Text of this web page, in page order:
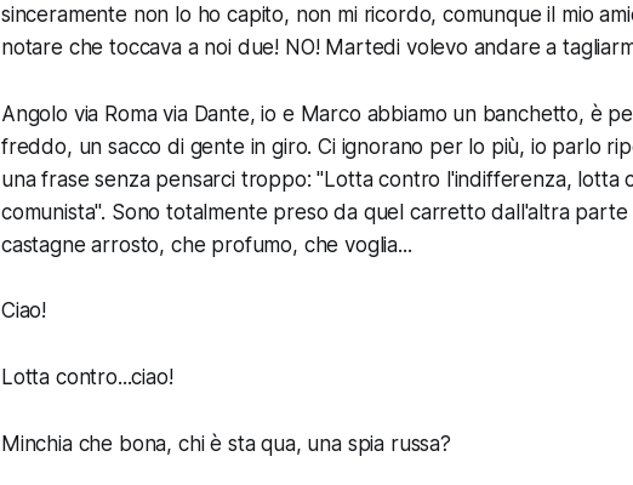
sinceramente non lo ho capito, non mi ricordo, comunque il mio
notare che toccava a noi due! NO! Martedi volevo andare a
Angolo via Roma via Dante, io e Marco abbiamo un banchetto, è
freddo, un sacco di gente in giro. Ci ignorano per lo più, io parlo
una frase senza pensarci troppo: "Lotta contro l'indifferenza, lotta
comunista". Sono totalmente preso da quel carretto dall'altra
castagne arrosto, che profumo, che voglia...
Ciao!
Lotta contro...ciao!
Minchia che bona, chi è sta qua, una spia russa?